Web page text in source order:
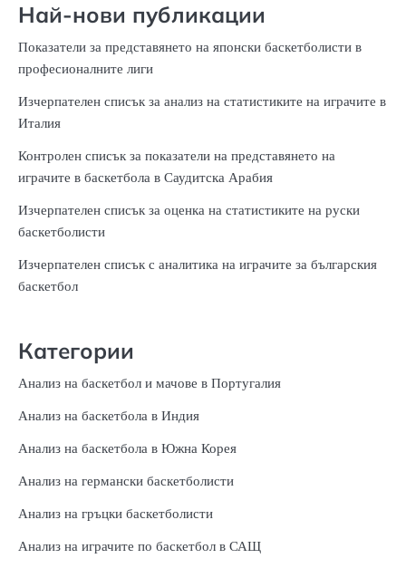
Най-нови публикации
Показатели за представянето на японски баскетболисти в
професионалните лиги
Изчерпателен списък за анализ на статистиките на играчите в
Италия
Контролен списък за показатели на представянето на
играчите в баскетбола в Саудитска Арабия
Изчерпателен списък за оценка на статистиките на руски
баскетболисти
Изчерпателен списък с аналитика на играчите за българския
баскетбол
Категории
Анализ на баскетбол и мачове в Португалия
Анализ на баскетбола в Индия
Анализ на баскетбола в Южна Корея
Анализ на германски баскетболисти
Анализ на гръцки баскетболисти
Анализ на играчите по баскетбол в САЩ